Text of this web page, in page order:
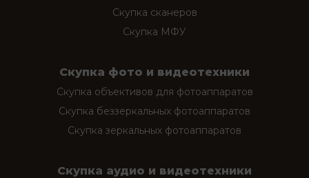
Скупка сканеров
Скупка МФУ
Скупка фото и видеотехники
Скупка объективов для фотоаппаратов
Скупка беззеркальных фотоаппаратов
Скупка зеркальных фотоаппаратов
Скупка аудио и видеотехники